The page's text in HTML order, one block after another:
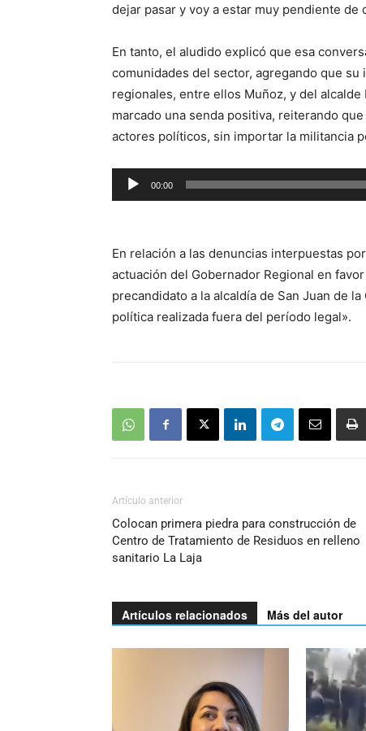
dejar pasar y voy a estar muy pendiente de
En tanto, el aludido explicó que esa
comunidades del sector, agregando que
regionales, entre ellos Muñoz, y del
marcado una senda positiva, reiterando
actores políticos, sin importar la militancia
Reproductor
de
00:00
En relación a las denuncias interpuestas
actuación del Gobernador Regional en
precandidato a la alcaldía de San Juan de
política realizada fuera del período legal».
Artículo anterior
Colocan primera piedra para construcción de
Centro de Tratamiento de Residuos en relleno
sanitario La Laja
Artículos relacionados Más del autor